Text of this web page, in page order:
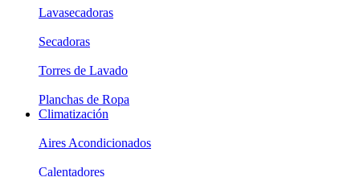
Lavasecadoras
Secadoras
Torres de Lavado
Planchas de Ropa
Climatización
Aires Acondicionados
Calentadores